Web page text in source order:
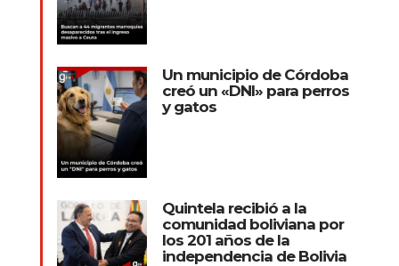
Un municipio de Córdoba
creó un «DNI» para perros
y gatos
Quintela recibió a la
comunidad boliviana por
los 201 años de la
independencia de Bolivia